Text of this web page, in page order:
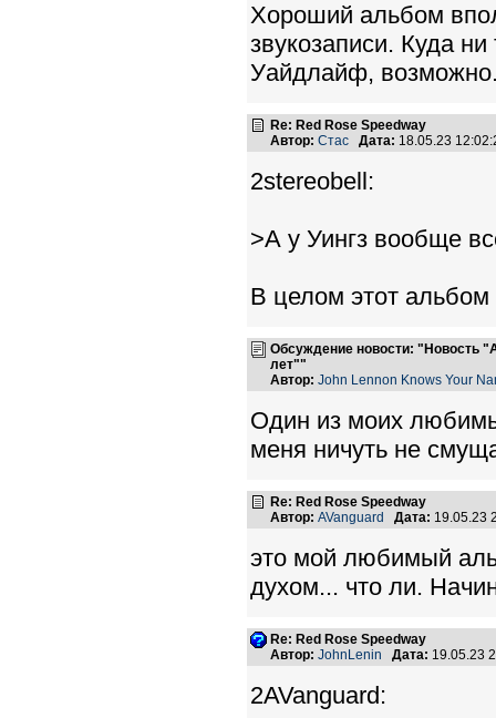
Хороший альбом
звукозаписи. Куда
Уайдлайф,
Re: Red Rose Speedway
Автор: Стас Дата: 18.05.23
2stereobell:
>А у Уингз вообще
В целом этот
Обсуждение новости: "Новость
лет""
Автор: John Lennon Knows Your
Один из моих
меня ничуть не
Re: Red Rose Speedway
Автор: AVanguard Дата: 19.05.23
это мой любимый
духом... что ли.
Re: Red Rose Speedway
Автор: JohnLenin Дата: 19.05.23
2AVanguard: